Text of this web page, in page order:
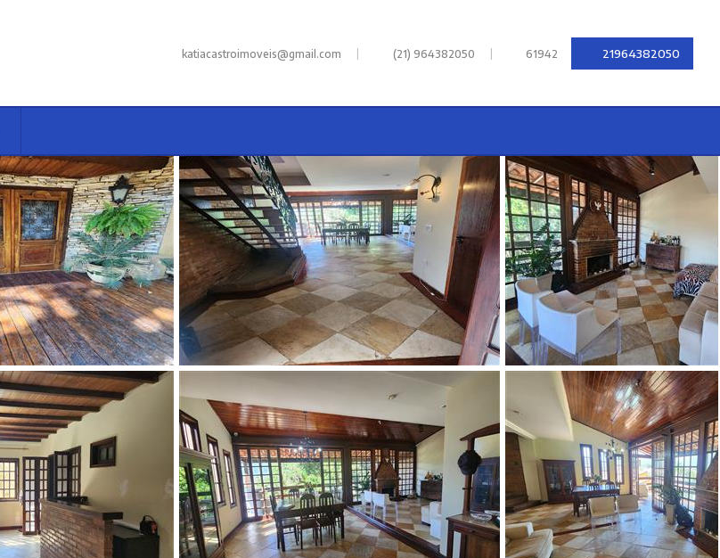
katiacastroimoveis@gmail.com | (21) 964382050 | 61942 21964382050